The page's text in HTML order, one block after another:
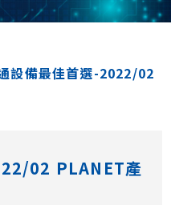
設備最佳首選-2022/02
02 PLANET產